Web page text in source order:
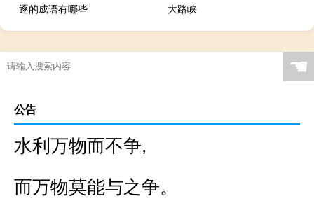
逐的成语有哪些
大路峡
☚
公告
水利万物而不争,
而万物莫能与之争。